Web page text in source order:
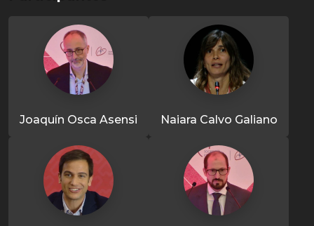
Joaquín Osca Asensi Naiara Calvo Galiano